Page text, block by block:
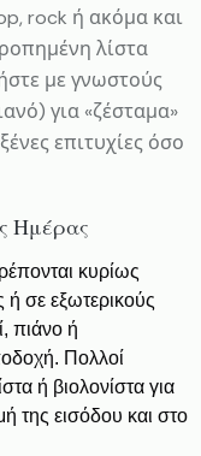
rock ή ακόμα και
λίστα
με γνωστούς
για «ζέσταμα»
επιτυχίες όσο
Ημέρας
κυρίως
σε εξωτερικούς
πιάνο ή
Πολλοί
ή βιολονίστα για
της εισόδου και στο